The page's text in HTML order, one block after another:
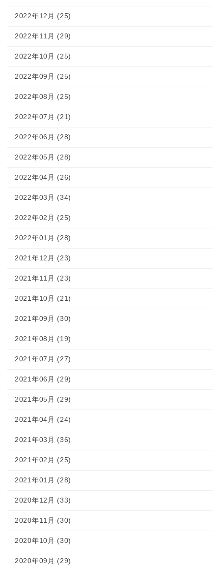
2022年12月 (25)
2022年11月 (29)
2022年10月 (25)
2022年09月 (25)
2022年08月 (25)
2022年07月 (21)
2022年06月 (28)
2022年05月 (28)
2022年04月 (26)
2022年03月 (34)
2022年02月 (25)
2022年01月 (28)
2021年12月 (23)
2021年11月 (23)
2021年10月 (21)
2021年09月 (30)
2021年08月 (19)
2021年07月 (27)
2021年06月 (29)
2021年05月 (29)
2021年04月 (24)
2021年03月 (36)
2021年02月 (25)
2021年01月 (28)
2020年12月 (33)
2020年11月 (30)
2020年10月 (30)
2020年09月 (29)